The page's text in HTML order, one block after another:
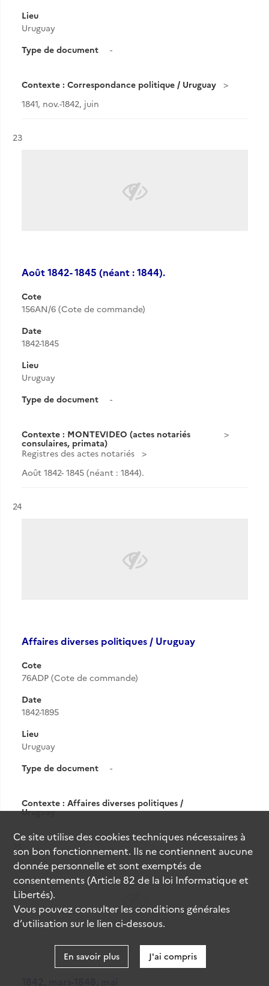
Lieu
Uruguay
Type de document
-
Contexte : Correspondance politique / Uruguay
1841, nov.-1842, juin
Résultat n°
23
Août 1842- 1845 (néant : 1844).
Cote
156AN/6 (Cote de commande)
Date
1842-1845
Lieu
Uruguay
Type de document
-
Contexte : MONTEVIDEO (actes notariés
consulaires, primata)
Registres des actes notariés
Août 1842- 1845 (néant : 1844).
Résultat n°
24
Affaires diverses politiques / Uruguay
Cote
76ADP (Cote de commande)
Date
1842-1895
Lieu
Uruguay
Type de document
-
Contexte : Affaires diverses politiques /
Uruguay
Résultat n°
Ce site utilise descookiestechniques nécessaires à
son bon fonctionnement. Ils ne contiennent aucune
donnée personnelle et sont exemptés de
consentements (Article 82 de la loi Informatique et
Libertés).
Vous pouvez consulter les conditions générales
d’utilisation sur le lien ci-dessous.
En savoir plus J'ai compris